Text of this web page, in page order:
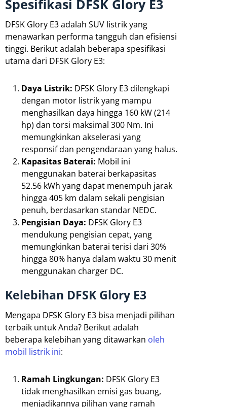
Spesifikasi DFSK Glory E3
DFSK Glory E3 adalah SUV listrik yang
menawarkan performa tangguh dan efisiensi
tinggi. Berikut adalah beberapa spesifikasi
utama dari DFSK Glory E3:
Daya Listrik: DFSK Glory E3 dilengkapi
dengan motor listrik yang mampu
menghasilkan daya hingga 160 kW (214
hp) dan torsi maksimal 300 Nm. Ini
memungkinkan akselerasi yang
responsif dan pengendaraan yang halus.
Kapasitas Baterai: Mobil ini
menggunakan baterai berkapasitas
52.56 kWh yang dapat menempuh jarak
hingga 405 km dalam sekali pengisian
penuh, berdasarkan standar NEDC.
Pengisian Daya: DFSK Glory E3
mendukung pengisian cepat, yang
memungkinkan baterai terisi dari 30%
hingga 80% hanya dalam waktu 30 menit
menggunakan charger DC.
Kelebihan DFSK Glory E3
Mengapa DFSK Glory E3 bisa menjadi pilihan
terbaik untuk Anda? Berikut adalah
beberapa kelebihan yang ditawarkan oleh
mobil listrik ini:
Ramah Lingkungan: DFSK Glory E3
tidak menghasilkan emisi gas buang,
menjadikannya pilihan yang ramah